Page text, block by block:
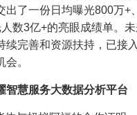
出了一份日均曝光800万+
数3亿+的亮眼成绩单。
续完善和资源扶持，已接
。
智慧服务大数据分析平台